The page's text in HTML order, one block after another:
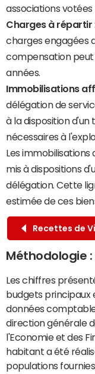
associations votées
Charges à répartir
charges engagées
compensation peut
années.
Immobilisations
délégation de
à la disposition
nécessaires à
Les
mis à dispositions
délégation. Cette
estimée de ces
Recettes de
Méthodologie :
Les chiffres
budgets principaux
données
direction générale
l'Economie et des
habitant a été
populations